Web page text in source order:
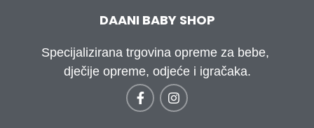
DAANI BABY SHOP
Specijalizirana trgovina opreme za bebe,
dječije opreme, odjeće i igračaka.